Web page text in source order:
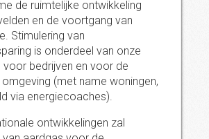
de ruimtelijke ontwikkeling
en de voortgang van
Stimulering van
is onderdeel van onze
voor bedrijven en voor de
(met name woningen,
via energiecoaches).
ontwikkelingen zal